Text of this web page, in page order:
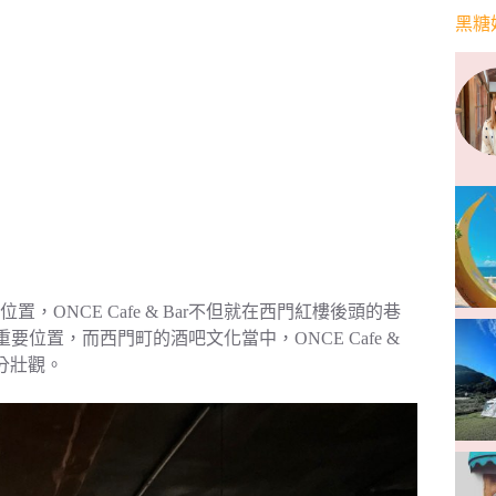
置，ONCE Cafe & Bar不但就在西門紅樓後頭的巷
位置，而西門町的酒吧文化當中，ONCE Cafe &
壯觀。
黑糖